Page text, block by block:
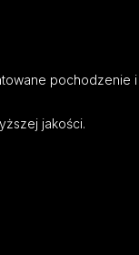
pochodzenie i
jakości.